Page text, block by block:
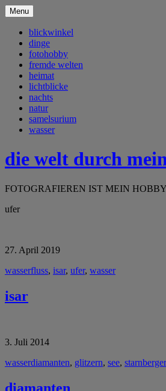
Menu
blickwinkel
dinge
fotohobby
fremde welten
heimat
lichtblicke
nachts
natur
samelsurium
wasser
die welt durch
FOTOGRAFIEREN IST MEIN HOBBY
ufer
27. April 2019
wasserfluss, isar, ufer, wasser
isar
3. Juli 2014
wasserdiamanten, glitzern, see,
diamanten